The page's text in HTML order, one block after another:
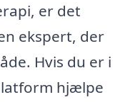
er det
ekspert, der
Hvis du er i
hjælpe